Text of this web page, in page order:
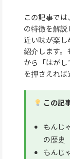
この記事で
の特徴を解
近い味が楽
紹介します。
から「はが
を押さえれば
この記
もんじ
の歴史
もんじ